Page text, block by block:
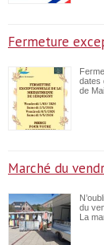
Fermeture
dates
de Mai.
Marché du
du
La